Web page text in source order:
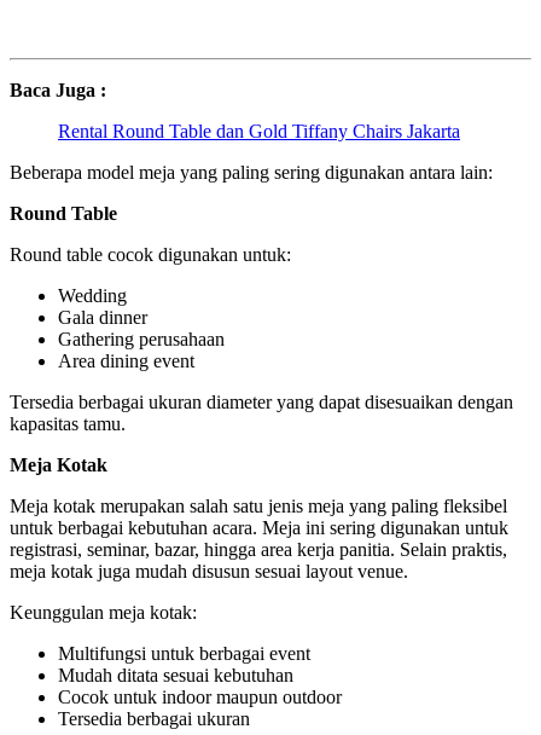
Baca Juga :
Rental Round Table dan Gold Tiffany Chairs Jakarta
Beberapa model meja yang paling sering digunakan antara lain:
Round Table
Round table cocok digunakan untuk:
Wedding
Gala dinner
Gathering perusahaan
Area dining event
Tersedia berbagai ukuran diameter yang dapat disesuaikan dengan
kapasitas tamu.
Meja Kotak
Meja kotak merupakan salah satu jenis meja yang paling fleksibel
untuk berbagai kebutuhan acara. Meja ini sering digunakan untuk
registrasi, seminar, bazar, hingga area kerja panitia. Selain praktis,
meja kotak juga mudah disusun sesuai layout venue.
Keunggulan meja kotak:
Multifungsi untuk berbagai event
Mudah ditata sesuai kebutuhan
Cocok untuk indoor maupun outdoor
Tersedia berbagai ukuran